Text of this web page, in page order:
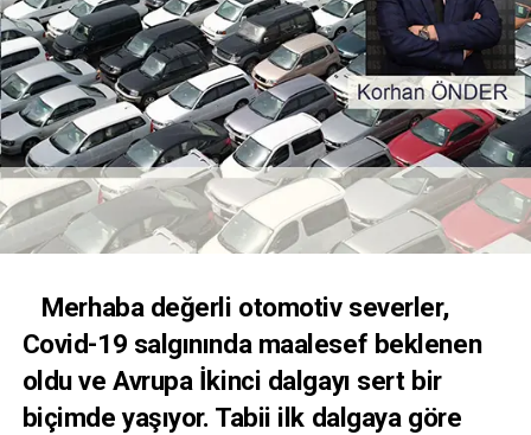
Merhaba değerli otomotiv severler,
Covid-19 salgınında maalesef beklenen
oldu ve Avrupa İkinci dalgayı sert bir
biçimde yaşıyor. Tabii ilk dalgaya göre